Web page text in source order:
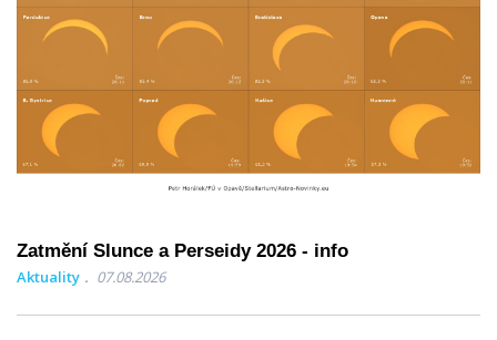
Zatmění Slunce a Perseidy 2026 - info
Aktuality 07.08.2026